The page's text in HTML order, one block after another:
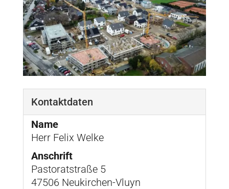
Kontaktdaten
Name
Herr Felix Welke
Anschrift
Pastoratstraße 5
47506 Neukirchen-Vluyn